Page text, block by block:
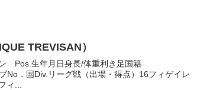
TREVISAN）
Pos.生年月日身長/体重利き足国籍
No．国Div.リーグ戦（出場・得点）16フィゲイレ
ィ...